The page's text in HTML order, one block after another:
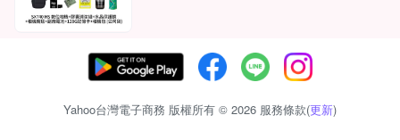
Yahoo台灣電子商務 版權所有 © 2026 服務條款(更新)